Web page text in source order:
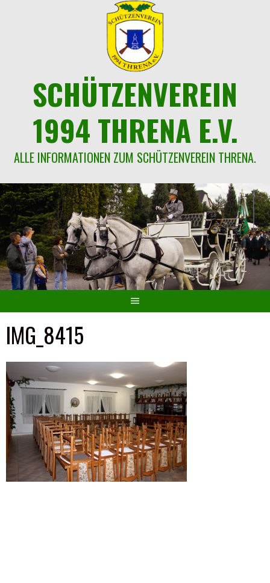
SCHÜTZENVEREIN
1994 THRENA E.V.
ALLE INFORMATIONEN ZUM SCHÜTZENVEREIN THRENA.
IMG_8415